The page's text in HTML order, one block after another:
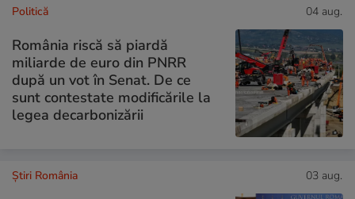
Politică 04 aug.
România riscă să piardă
miliarde de euro din PNRR
după un vot în Senat. De ce
sunt contestate modificările la
legea decarbonizării
Știri România 03 aug.